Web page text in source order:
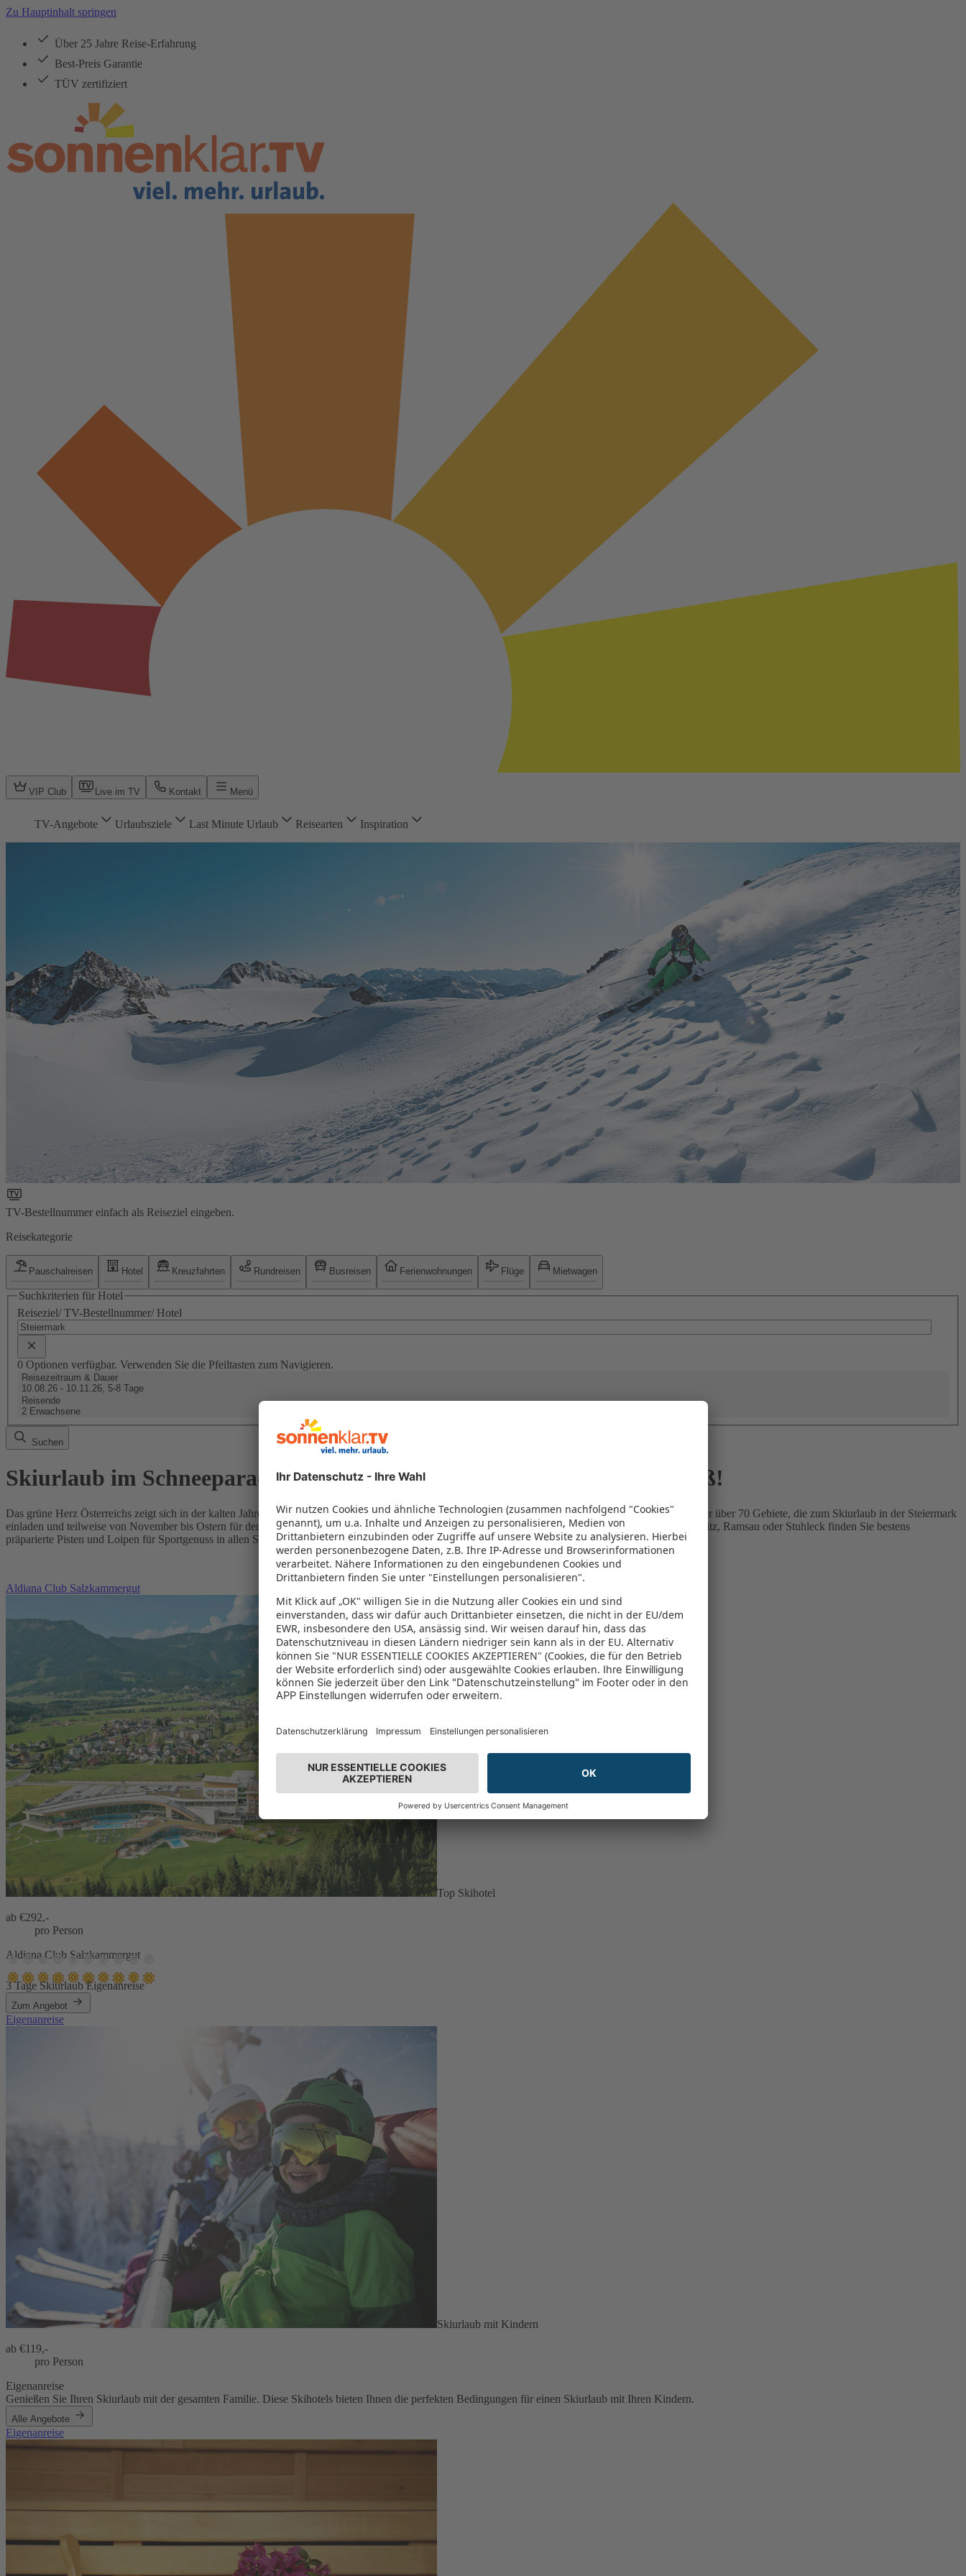
Zu Hauptinhalt springen
Über 25 Jahre Reise-Erfahrung
Best-Preis Garantie
TÜV zertifiziert
VIP Club Live im TV Kontakt Menü
TV-Angebote Urlaubsziele Last Minute Urlaub Reisearten Inspiration
TV-Bestellnummer einfach als Reiseziel eingeben.
Reisekategorie
Pauschalreisen Hotel Kreuzfahrten Rundreisen Busreisen Ferienwohnungen Flüge Mietwagen
Suchkriterien für Hotel
Reiseziel/ TV-Bestellnummer/ Hotel
0 Optionen verfügbar. Verwenden Sie die Pfeiltasten zum Navigieren.
Reisezeitraum & Dauer
10.08.26 - 10.11.26, 5-8 Tage
Reisende
2 Erwachsene
Suchen
Skiurlaub im Schneeparadies Steiermark: So macht Winterurlaub Spaß!
Das grüne Herz Österreichs zeigt sich in der kalten Jahreszeit von seiner weißesten und schönsten Seite. Wir lieben die glitzernden Märchenlandschaften der über 70 Gebiete, die zum Skiurlaub in der Steiermark
einladen und teilweise von November bis Ostern für den Wintersport geöffnet sind. In abwechslungsreichen Skigebieten wie Schladming-Dachstein, Tauplitz, Ramsau oder Stuhleck finden Sie bestens
präparierte Pisten und Loipen für Sportgenuss in allen Schwierigkeitsgraden.
Aldiana Club Salzkammergut
Top Skihotel
ab €292,-
pro Person
Aldiana Club Salzkammergut
3 Tage Skiurlaub Eigenanreise
Zum Angebot
Eigenanreise
Skiurlaub mit Kindern
ab €119,-
pro Person
Eigenanreise
Genießen Sie Ihren Skiurlaub mit der gesamten Familie. Diese Skihotels bieten Ihnen die perfekten Bedingungen für einen Skiurlaub mit Ihren Kindern.
Alle Angebote
Eigenanreise